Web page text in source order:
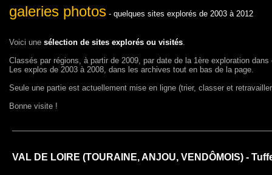
Voici une sélection de sites explorés ou visités.
Classés par régions, à partir de 2009, par date de la 1ère exploration
Les explos de 2003 à 2008, dans les archives tout en bas de la page.
Seule une partie est actuellement mise en ligne (trier, classer et
Bonne visite !
VAL DE LOIRE (TOURAINE, ANJOU, VENDÔMOIS) -
galeries photos - quelques sites explorés de 2003 à 2012